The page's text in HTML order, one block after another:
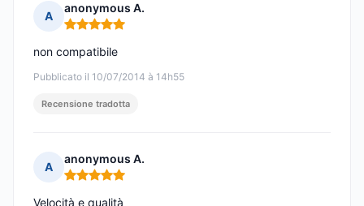
A
anonymous A.
Nota: 5 su 5
Pubblicato il 10/07/2014 à 14h55
non compatibile
Recensione tradotta
A
anonymous A.
Nota: 5 su 5
Velocità e qualità